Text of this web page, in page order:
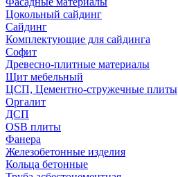
Цокольный сайдинг
Сайдинг
Комплектующие для сайдинга
Софит
Древесно-плитные материалы
Щит мебельный
ЦСП, Цементно-стружечные плиты
Оргалит
ДСП
OSB плиты
Фанера
Железобетонные изделия
Кольца бетонные